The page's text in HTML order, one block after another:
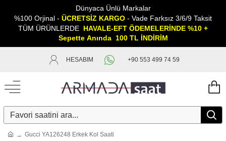
Dünyaca Ünlü Markalar
%100 Orjinal - ÜCRETSİZ KARGO - Vade Farksız 3/6/9 Taksit
TÜM ÜRÜNLERDE HAVALE-EFT ÖDEMELERİNDE %10 +
Sepette Anında 100 TL İNDİRİM
HESABIM +90 553 499 74 59
Gucci YA126248 Erkek Kol Saati